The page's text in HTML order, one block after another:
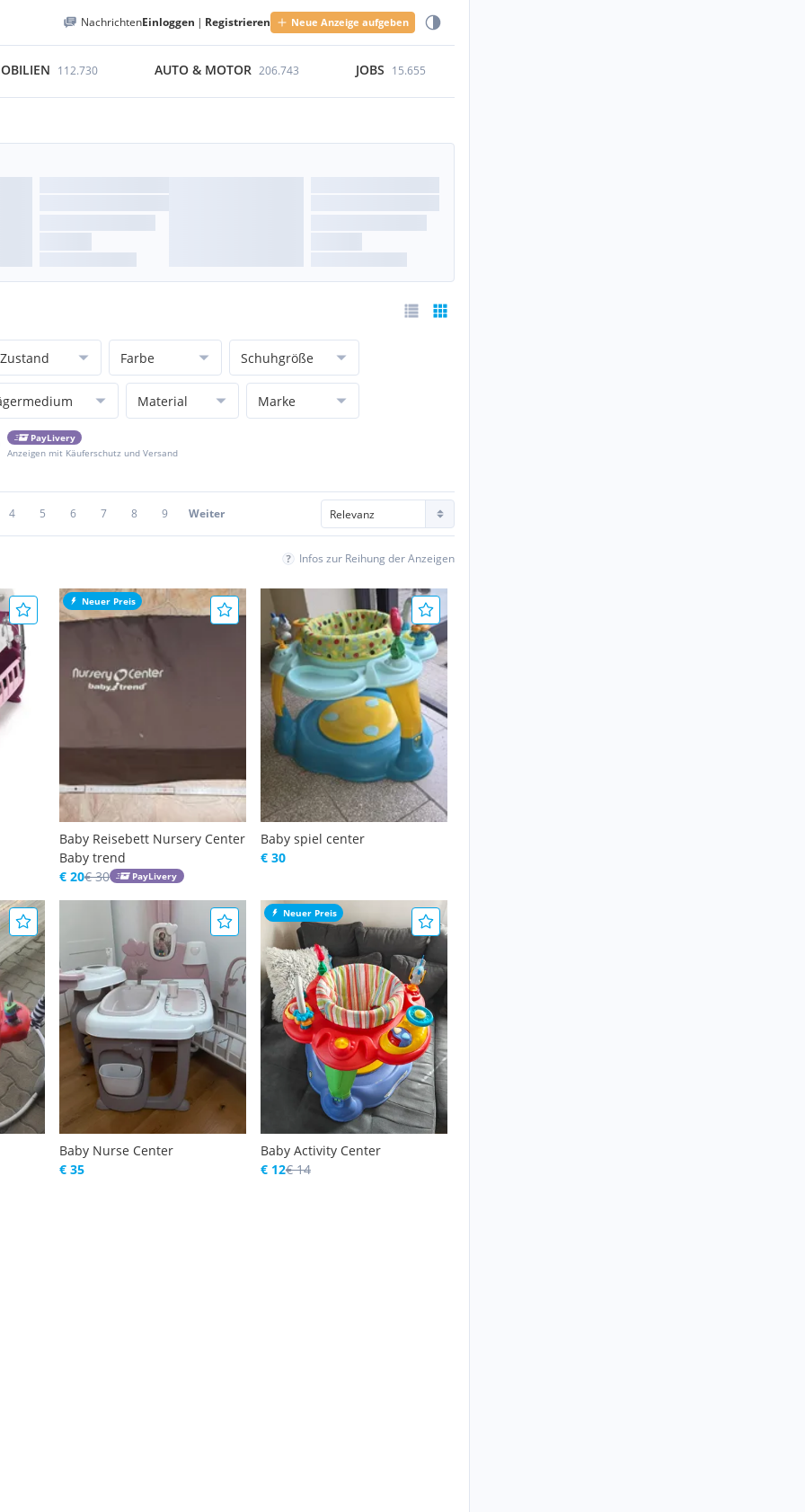
NachrichtenEinloggen | Registrieren Neue Anzeige aufgeben
112.730 AUTO & MOTOR 206.743 JOBS 15.655
Zustand Farbe Schuhgröße
Material Marke
PayLivery
Anzeigen mit Käuferschutz und Versand
4 5 6 7 8 9 Weiter
Infos zur Reihung der Anzeigen
Neuer Preis
Baby Reisebett Nursery Center
Baby trend
€ 20€ 30 PayLivery
Baby spiel center
€ 30
Baby Nurse Center
€ 35
Neuer Preis
Baby Activity Center
€ 12€ 14